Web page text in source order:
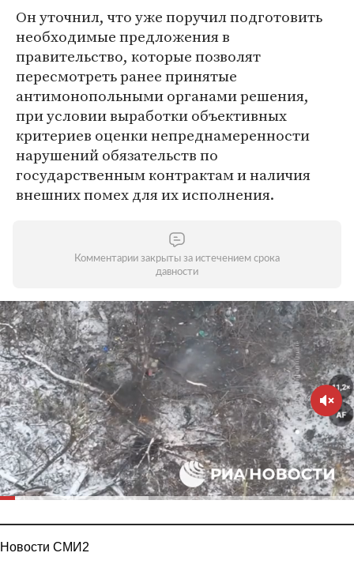
Он уточнил, что уже поручил подготовить
необходимые предложения в
правительство, которые позволят
пересмотреть ранее принятые
антимонопольными органами решения,
при условии выработки объективных
критериев оценки непреднамеренности
нарушений обязательств по
государственным контрактам и наличия
внешних помех для их исполнения.
Комментарии закрыты за истечением срока
давности
Новости СМИ2